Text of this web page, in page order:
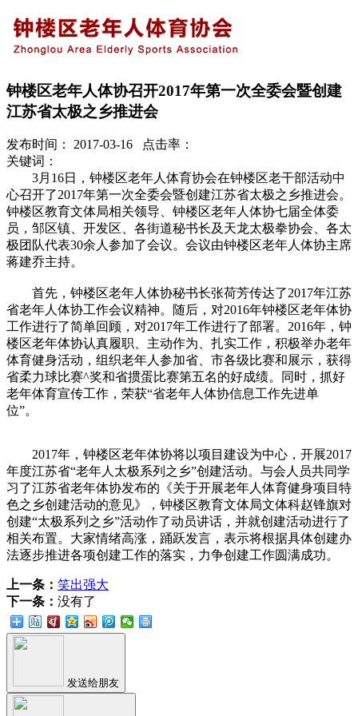
钟楼区老年人体协召开2017年第一次全委会暨创建
江苏省太极之乡推进会
发布时间： 2017-03-16 点击率：
关键词：
3月16日，钟楼区老年人体育协会在钟楼区老干部活动中
心召开了2017年第一次全委会暨创建江苏省太极之乡推进会。
钟楼区教育文体局相关领导、钟楼区老年人体协七届全体委
员，邹区镇、开发区、各街道秘书长及天龙太极拳协会、各太
极团队代表30余人参加了会议。会议由钟楼区老年人体协主席
蒋建乔主持。
首先，钟楼区老年人体协秘书长张荷芳传达了2017年江苏
省老年人体协工作会议精神。随后，对2016年钟楼区老年体协
工作进行了简单回顾，对2017年工作进行了部署。2016年，钟
楼区老年体协认真履职、主动作为、扎实工作，积极举办老年
体育健身活动，组织老年人参加省、市各级比赛和展示，获得
省柔力球比赛^奖和省掼蛋比赛第五名的好成绩。同时，抓好
老年体育宣传工作，荣获“省老年人体协信息工作先进单
位”。
2017年，钟楼区老年体协将以项目建设为中心，开展2017
年度江苏省“老年人太极系列之乡”创建活动。与会人员共同学
习了江苏省老年体协发布的《关于开展老年人体育健身项目特
色之乡创建活动的意见》，钟楼区教育文体局文体科赵锋旗对
创建“太极系列之乡”活动作了动员讲话，并就创建活动进行了
相关布置。大家情绪高涨，踊跃发言，表示将根据具体创建办
法逐步推进各项创建工作的落实，力争创建工作圆满成功。
上一条： 笑出强大
下一条： 没有了
发送给朋友